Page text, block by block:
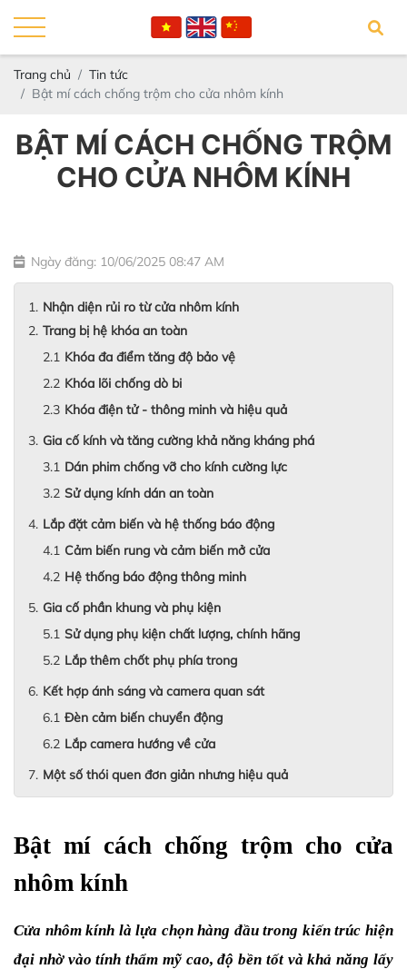
Trang chủ
Tin tức
Bật mí cách chống trộm cho cửa nhôm kính
BẬT MÍ CÁCH CHỐNG TRỘM
CHO CỬA NHÔM KÍNH
Ngày đăng: 10/06/2025 08:47 AM
Nhận diện rủi ro từ cửa nhôm kính
Trang bị hệ khóa an toàn
Khóa đa điểm tăng độ bảo vệ
Khóa lõi chống dò bi
Khóa điện tử - thông minh và hiệu quả
Gia cố kính và tăng cường khả năng kháng phá
Dán phim chống vỡ cho kính cường lực
Sử dụng kính dán an toàn
Lắp đặt cảm biến và hệ thống báo động
Cảm biến rung và cảm biến mở cửa
Hệ thống báo động thông minh
Gia cố phần khung và phụ kiện
Sử dụng phụ kiện chất lượng, chính hãng
Lắp thêm chốt phụ phía trong
Kết hợp ánh sáng và camera quan sát
Đèn cảm biến chuyển động
Lắp camera hướng về cửa
Một số thói quen đơn giản nhưng hiệu quả
Bật mí cách chống trộm cho cửa
nhôm kính
Cửa nhôm kính là lựa chọn hàng đầu trong kiến trúc hiện
đại nhờ vào tính thẩm mỹ cao, độ bền tốt và khả năng lấy